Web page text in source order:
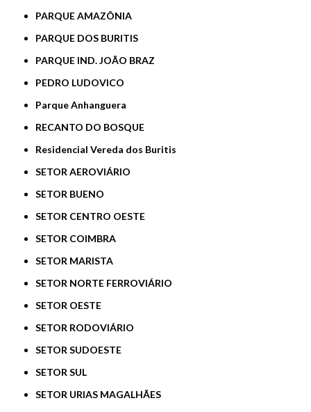
PARQUE AMAZÔNIA
PARQUE DOS BURITIS
PARQUE IND. JOÃO BRAZ
PEDRO LUDOVICO
Parque Anhanguera
RECANTO DO BOSQUE
Residencial Vereda dos Buritis
SETOR AEROVIÁRIO
SETOR BUENO
SETOR CENTRO OESTE
SETOR COIMBRA
SETOR MARISTA
SETOR NORTE FERROVIÁRIO
SETOR OESTE
SETOR RODOVIÁRIO
SETOR SUDOESTE
SETOR SUL
SETOR URIAS MAGALHÃES